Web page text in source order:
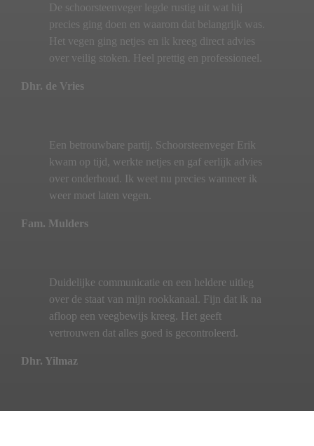
De schoorsteenveger legde rustig uit wat hij
precies ging doen en waarom dat belangrijk was.
Het vegen ging netjes en ik kreeg direct advies
over veilig stoken. Heel prettig en professioneel.
Dhr. de Vries
Een betrouwbare partij. Schoorsteenveger Erik
kwam op tijd, werkte netjes en gaf eerlijk advies
over onderhoud. Ik weet nu precies wanneer ik
weer moet laten vegen.
Fam. Mulders
Duidelijke communicatie en een heldere uitleg
over de staat van mijn rookkanaal. Fijn dat ik na
afloop een veegbewijs kreeg. Het geeft
vertrouwen dat alles goed is gecontroleerd.
Dhr. Yilmaz